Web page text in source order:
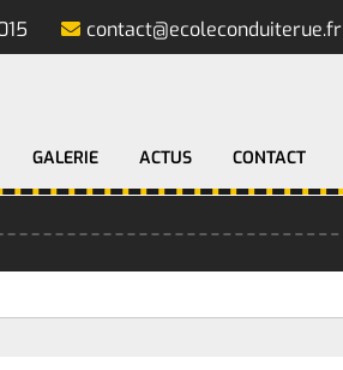
contact@ecoleconduiterue.fr
GALERIE ACTUS CONTACT